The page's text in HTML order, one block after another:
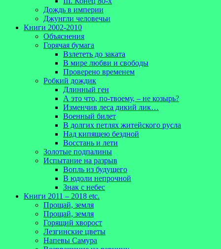
Дождь в империи
Джунгли человечьи
Книги 2002-2010
Объяснения
Горячая бумага
Взлететь до заката
В мире любви и свободы
Проверено временем
Робкий дождик
Длинный ген
А это что, по-твоему, – не козырь?
Изменчив леса дикий лик…
Военный билет
В долгих петлях житейского русла
Над кипящею бездной
Восстань и лети
Золотые подпалины
Испытание на разрыв
Вопль из будущего
В юдоли непрочной
Знак с небес
Книги 2011 – 2018 etc.
Прощай, земля
Прощай, земля
Горящий хворост
Лезгинские цветы
Напевы Самура